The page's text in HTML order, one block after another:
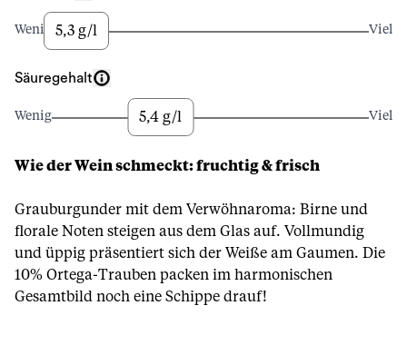
Wenig 5,3 g/l Viel
Säuregehalt
Wenig 5,4 g/l Viel
Wie der Wein schmeckt: fruchtig & frisch
Grauburgunder mit dem Verwöhnaroma: Birne und
florale Noten steigen aus dem Glas auf. Vollmundig
und üppig präsentiert sich der Weiße am Gaumen. Die
10% Ortega-Trauben packen im harmonischen
Gesamtbild noch eine Schippe drauf!